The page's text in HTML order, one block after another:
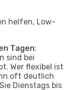
helfen, Low-
Tagen:
sind bei
Wer flexibel ist
oft deutlich
Dienstags bis